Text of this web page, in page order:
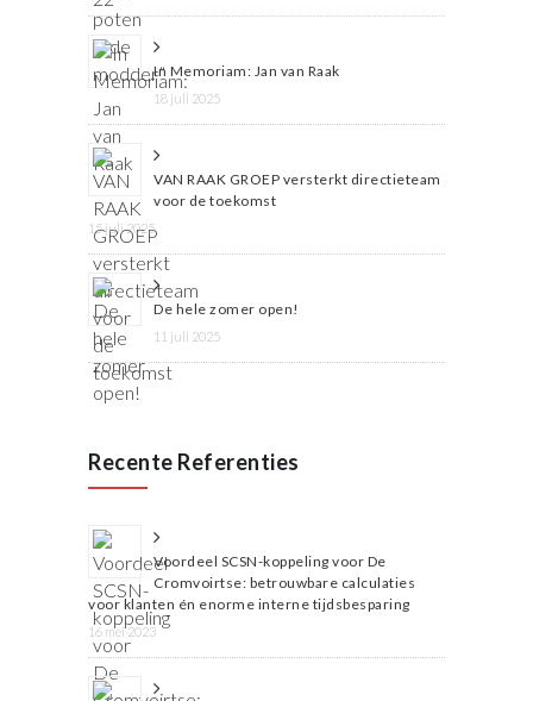
In Memoriam: Jan van Raak
18 juli 2025
VAN RAAK GROEP versterkt directieteam
voor de toekomst
15 juli 2025
De hele zomer open!
11 juli 2025
Recente Referenties
Voordeel SCSN-koppeling voor De
Cromvoirtse: betrouwbare calculaties
voor klanten én enorme interne tijdsbesparing
16 mei 2023